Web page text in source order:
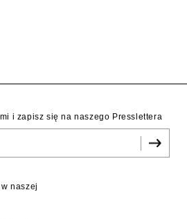
i zapisz się na naszego Presslettera
naszej